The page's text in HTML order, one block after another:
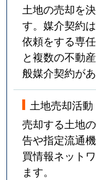
土地の売却を
す。媒介契約
依頼をする専
と複数の不動
般媒介契約があ
土地売却活動
売却する土地
告や指定流通
買情報ネット
ます。